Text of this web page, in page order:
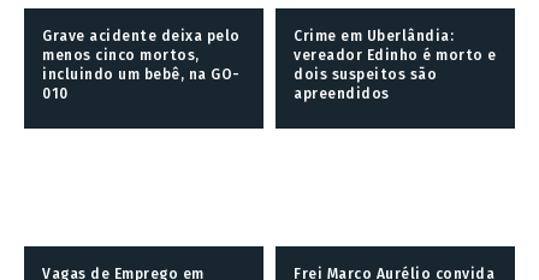
Grave acidente deixa pelo
menos cinco mortos,
incluindo um bebê, na GO-
010
Crime em Uberlândia:
vereador Edinho é morto e
dois suspeitos são
apreendidos
Vagas de Emprego em
Frei Marco Aurélio convida